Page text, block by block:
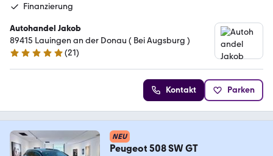
Finanzierung
Autohandel Jakob
89415 Lauingen an der Donau ( Bei Augsburg )
4.8 Sterne
(21)
Kontakt Parken
NEU
Peugeot 508 SW GT